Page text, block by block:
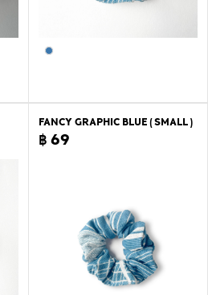
FANCY GRAPHIC BLUE ( SMALL )
฿ 69